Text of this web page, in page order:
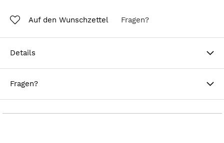
Auf den Wunschzettel Fragen?
Details
Fragen?